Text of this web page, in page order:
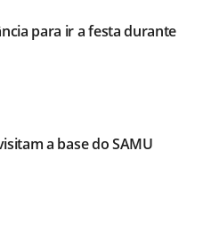
para ir a festa durante
a base do SAMU